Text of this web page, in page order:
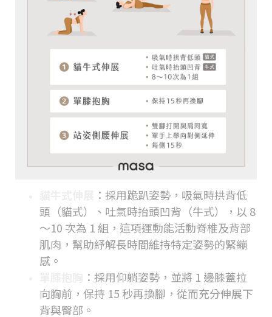
：採用跪趴姿勢，吸氣時拱背低
頭（貓式）、吐氣時抬頭凹背（牛式），以 8
～10 次為 1 組，這項運動能活動脊椎及背部
肌肉，幫助紓解長時間維持特定姿勢的緊繃
感。
：採用仰躺姿勢，並將 1 邊膝蓋拉
向胸前，保持 15 秒再換腳，從而充分伸展下
背與臀部。